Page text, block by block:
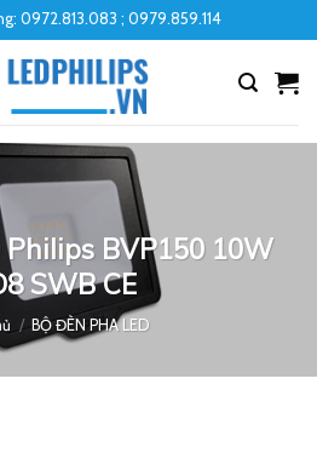
0972.813.083 ; 0979.859.114
Philips BVP150 10W
SWB CE
/ BỘ ĐÈN PHA LED